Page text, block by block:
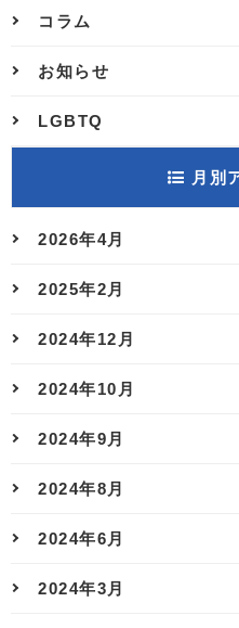
コラム
お知らせ
LGBTQ
月別
2026年4月
2025年2月
2024年12月
2024年10月
2024年9月
2024年8月
2024年6月
2024年3月